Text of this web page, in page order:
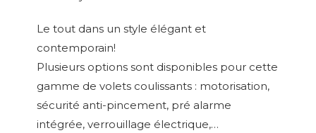
Le tout dans un style élégant et
contemporain!
Plusieurs options sont disponibles pour cette
gamme de volets coulissants : motorisation,
sécurité anti-pincement, pré alarme
intégrée, verrouillage électrique,…